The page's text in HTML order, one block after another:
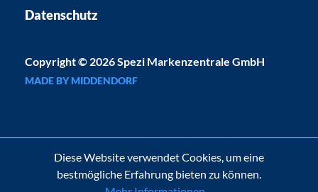
Datenschutz
Copyright © 2026 Spezi Markenzentrale GmbH
MADE BY MIDDENDORF
Diese Website verwendet Cookies, um eine
bestmögliche Erfahrung bieten zu können.